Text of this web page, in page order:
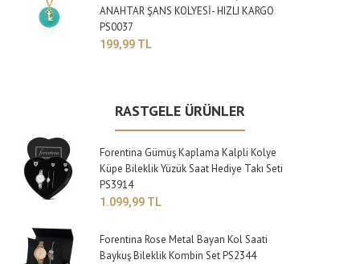
ANAHTAR ŞANS KOLYESİ- HIZLI KARGO
PS0037
199,99 TL
RASTGELE ÜRÜNLER
Forentina Gümüş Kaplama Kalpli Kolye
Küpe Bileklik Yüzük Saat Hediye Takı Seti
PS3914
1.099,99 TL
Forentina Rose Metal Bayan Kol Saati
Baykuş Bileklik Kombin Set PS2344